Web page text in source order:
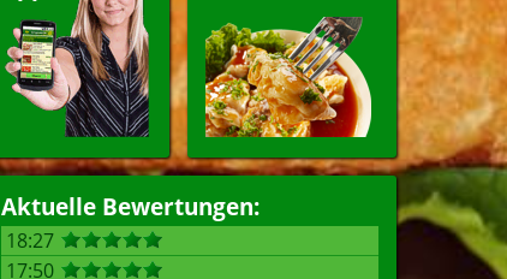
Aktuelle Bewertungen:
18:27
17:50